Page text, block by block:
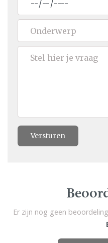
Versturen
Er zijn nog geen